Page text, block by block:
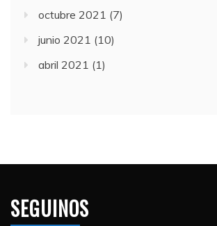
octubre 2021 (7)
junio 2021 (10)
abril 2021 (1)
SEGUINOS